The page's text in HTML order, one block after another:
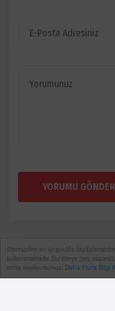
Sitemizden en iyi şekilde
kullanılmaktadır. Bu siteye giriş yaparak
etmiş sayılıyorsunuz. Daha Fazla Bilgi
YORUMU GÖNDER